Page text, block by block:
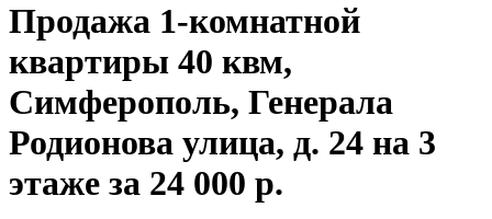
Продажа 1-комнатной
квартиры 40 квм,
Симферополь, Генерала
Родионова улица, д. 24 на 3
этаже за 24 000 р.